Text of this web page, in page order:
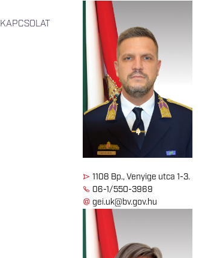
1108 Bp., Venyige utca 1-3.
06-1/550-3969
gei.uk@bv.gov.hu
KAPCSOLAT